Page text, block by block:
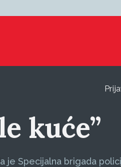
kuće”
je Specijalna brigada